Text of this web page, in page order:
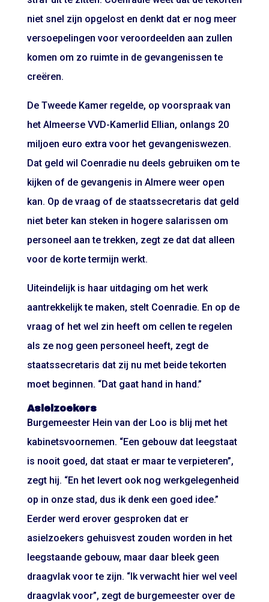
niet snel zijn opgelost en denkt dat er nog meer
versoepelingen voor veroordeelden aan zullen
komen om zo ruimte in de gevangenissen te
creëren.
De Tweede Kamer regelde, op voorspraak van
het Almeerse VVD-Kamerlid Ellian, onlangs 20
miljoen euro extra voor het gevangeniswezen.
Dat geld wil Coenradie nu deels gebruiken om te
kijken of de gevangenis in Almere weer open
kan. Op de vraag of de staatssecretaris dat geld
niet beter kan steken in hogere salarissen om
personeel aan te trekken, zegt ze dat dat alleen
voor de korte termijn werkt.
Uiteindelijk is haar uitdaging om het werk
aantrekkelijk te maken, stelt Coenradie. En op de
vraag of het wel zin heeft om cellen te regelen
als ze nog geen personeel heeft, zegt de
staatssecretaris dat zij nu met beide tekorten
moet beginnen. “Dat gaat hand in hand.”
Asielzoekers
Burgemeester Hein van der Loo is blij met het
kabinetsvoornemen. “Een gebouw dat leegstaat
is nooit goed, dat staat er maar te verpieteren”,
zegt hij. “En het levert ook nog werkgelegenheid
op in onze stad, dus ik denk een goed idee.”
Eerder werd erover gesproken dat er
asielzoekers gehuisvest zouden worden in het
leegstaande gebouw, maar daar bleek geen
draagvlak voor te zijn. “Ik verwacht hier wel veel
draagvlak voor”, zegt de burgemeester over de